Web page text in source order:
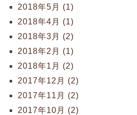
2018年5月 (1)
2018年4月 (1)
2018年3月 (2)
2018年2月 (1)
2018年1月 (2)
2017年12月 (2)
2017年11月 (2)
2017年10月 (2)